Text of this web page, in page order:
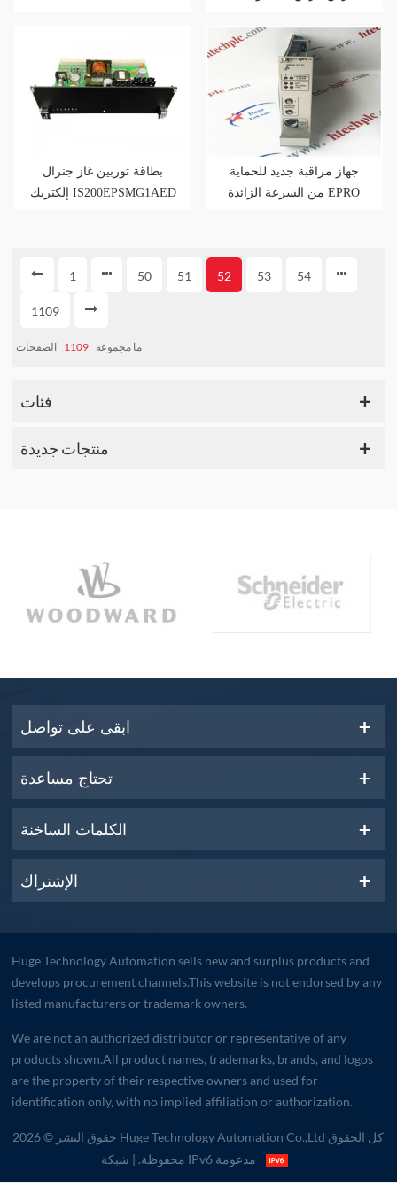
بطاقة توربين غاز جنرال
إلكتريك IS200EPSMG1AED
جهاز مراقبة جديد للحماية
من السرعة الزائدة EPRO
1 50 51 52 53 54
1109
ما مجموعه 1109 الصفحات
فئات
منتجات جديدة
ابقى على تواصل
تحتاج مساعدة
الكلمات الساخنة
الإشتراك
Huge Technology Automation sells new and surplus products and
develops procurement channels.This website is not endorsed by any
listed manufacturers or trademark owners.
We are not an authorized distributor or representative of any
products shown.All product names, trademarks, brands, and logos
are the property of their respective owners and used for
identification only, with no implied affiliation or authorization.
حقوق النشر © 2026 Huge Technology Automation Co.,Ltd كل الحقوق
محفوظة.